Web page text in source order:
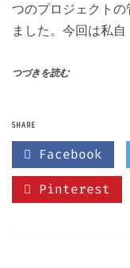
つのプロジェクト
ました。今回は私自
つづきを読む
SHARE
Facebook
Pinterest